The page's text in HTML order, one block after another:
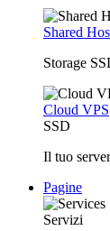
Shared
Storage
Cloud VPS
SSD
Il tuo
Pagine
Servizi